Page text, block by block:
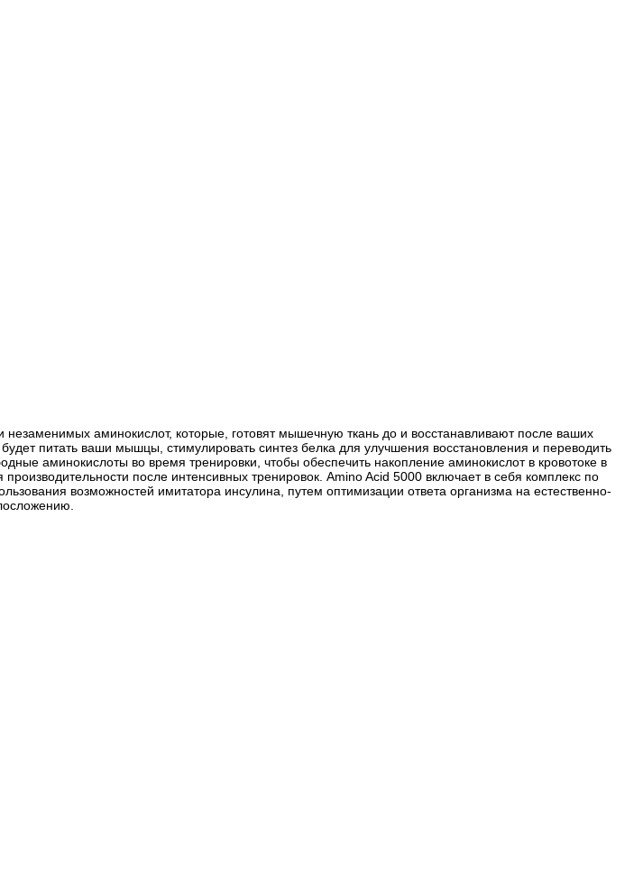
аминокислот, которые, готовят мышечную ткань до и восстанавливают после ваших
питать ваши мышцы, стимулировать синтез белка для улучшения восстановления и переводить
аминокислоты во время тренировки, чтобы обеспечить накопление аминокислот в кровотоке в
после интенсивных тренировок. Amino Acid 5000 включает в себя комплекс по
возможностей имитатора инсулина, путем оптимизации ответа организма на естественно-